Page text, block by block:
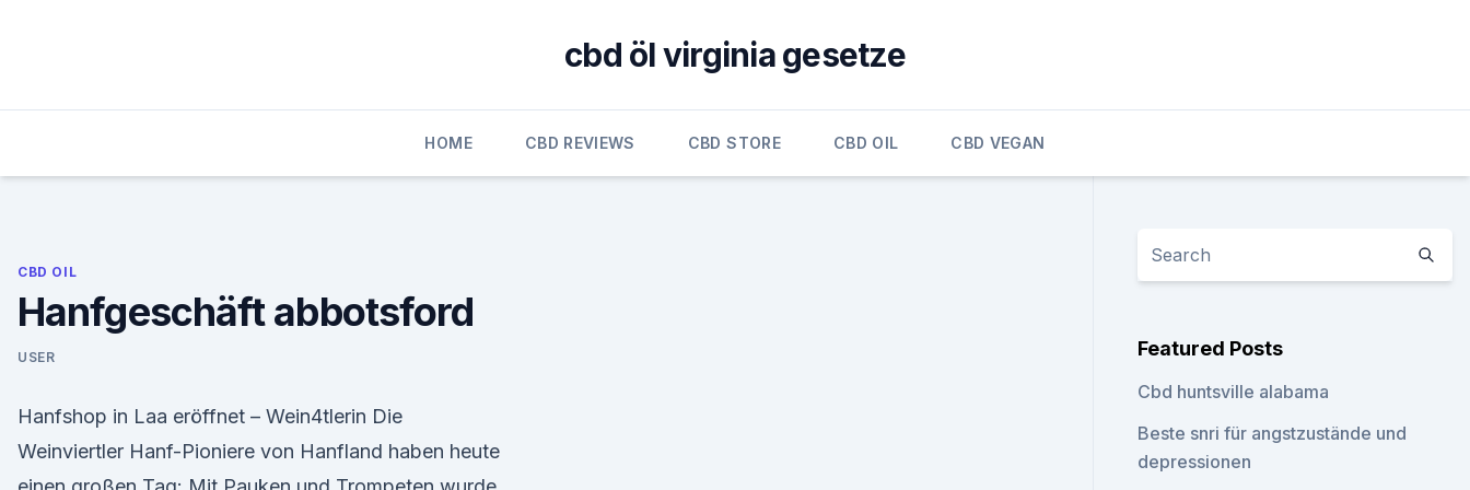
cbd öl virginia gesetze
HOME CBD REVIEWS CBD STORE CBD OIL CBD VEGAN
CBD OIL
Hanfgeschäft abbotsford
USER
Hanfshop in Laa eröffnet – Wein4tlerin Die
Weinviertler Hanf-Pioniere von Hanfland haben heute
Featured Posts
Cbd huntsville alabama
Beste snri für angstzustände und
depressionen